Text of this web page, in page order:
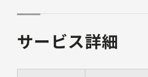
サービス詳細